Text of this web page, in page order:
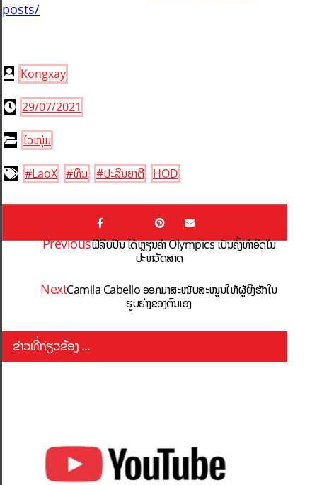
posts/
Kongxay
29/07/2021
ໄວໜຸ່ມ
#LaoX #ທຶນ #ປະລິນຍາຕີ HOD
Previousຟິລິບປິນ ໄດ້ຫຼຽນຄຳ Olympics ເປັນຄັ້ງທຳອິດໃນ
ປະຫວັດສາດ
NextCamila Cabello ອອກມາສະໜັບສະໜູນໃຫ້ຜູ້ຍິງຮັກໃນ
ຮູບຮ່າງຂອງຕົນເອງ
ຂ່າວທີ່ກ່ຽວຂ້ອງ ...